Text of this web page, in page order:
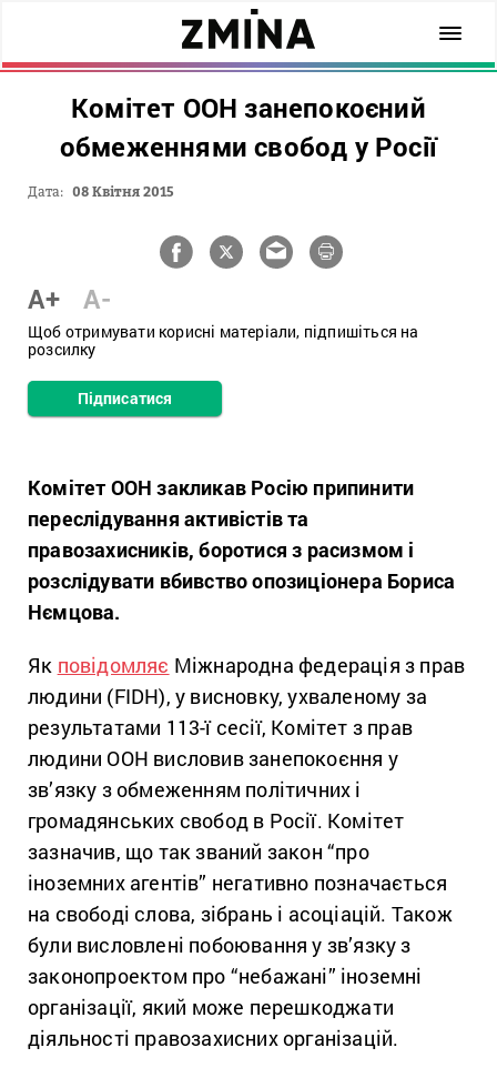
Комітет ООН занепокоєний
обмеженнями свобод у Росії
Дата: 08 Квітня 2015
A+ A-
Щоб отримувати корисні матеріали, підпишіться на
розсилку
Підписатися
Комітет ООН закликав Росію припинити
переслідування активістів та
правозахисників, боротися з расизмом і
розслідувати вбивство опозиціонера Бориса
Нємцова.
Як повідомляє Міжнародна федерація з прав
людини (FIDH), у висновку, ухваленому за
результатами 113-ї сесії, Комітет з прав
людини ООН висловив занепокоєння у
зв’язку з обмеженням політичних і
громадянських свобод в Росії. Комітет
зазначив, що так званий закон “про
іноземних агентів” негативно позначається
на свободі слова, зібрань і асоціацій. Також
були висловлені побоювання у зв’язку з
законопроектом про “небажані” іноземні
організації, який може перешкоджати
діяльності правозахисних організацій.